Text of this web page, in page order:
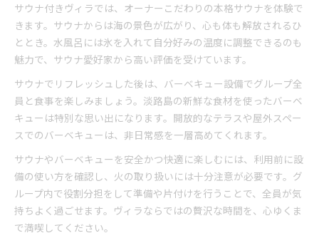
サウナ付きヴィラでは、オーナーこだわりの本格サウナを体験で
きます。サウナからは海の景色が広がり、心も体も解放されるひ
ととき。水風呂には氷を入れて自分好みの温度に調整できるのも
魅力で、サウナ愛好家から高い評価を受けています。
サウナでリフレッシュした後は、バーベキュー設備でグループ全
員と食事を楽しみましょう。淡路島の新鮮な食材を使ったバーベ
キューは特別な思い出になります。開放的なテラスや屋外スペー
スでのバーベキューは、非日常感を一層高めてくれます。
サウナやバーベキューを安全かつ快適に楽しむには、利用前に設
備の使い方を確認し、火の取り扱いには十分注意が必要です。グ
ループ内で役割分担をして準備や片付けを行うことで、全員が気
持ちよく過ごせます。ヴィラならではの贅沢な時間を、心ゆくま
で満喫してください。